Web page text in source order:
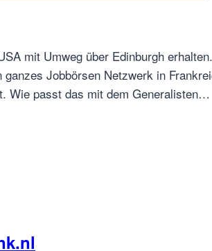
mit Umweg über Edinburgh
Jobbörsen Netzwerk in
Wie passt das mit dem Generalisten…